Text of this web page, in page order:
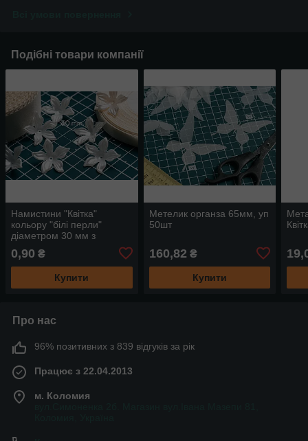
Подібні товари компанії
Намистини "Квітка"
кольору "білі перли"
діаметром 30 мм з
отвором декоративна для
декору, хобі, рукоділля
0,90 ₴
Купити
Метелик органза 65мм, уп
50шт
160,82 ₴
Купити
Про нас
96% позитивних з 839 відгуків за рік
Працює з 22.04.2013
м. Коломия